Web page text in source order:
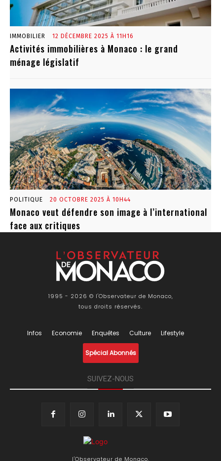
IMMOBILIER 12 DÉCEMBRE 2025 À 11H16
Activités immobilières à Monaco : le grand
ménage législatif
POLITIQUE 20 OCTOBRE 2025 À 10H44
Monaco veut défendre son image à l’international
face aux critiques
1995 - 2026 © l'Observateur de Monaco,
tous droits réservés.
Infos Economie Enquêtes Culture Lifestyle
Spécial Abonnés
SUIVEZ-NOUS
l'Observateur de Monaco,